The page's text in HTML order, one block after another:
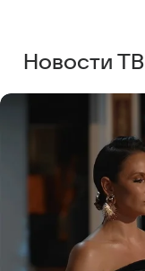
Новости ТВ